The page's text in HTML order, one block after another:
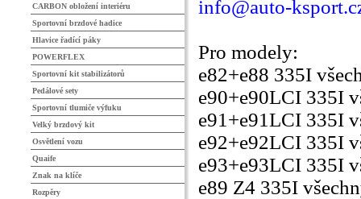
info@auto-
Pro modely:
e82+e88 335I
e90+e90LCI 335I
e91+e91LCI 335I
e92+e92LCI 335I
e93+e93LCI 335I
e89 Z4 335I
CARBON obložení interiéru
Sportovní brzdové hadice
Hlavice řadící páky
POWERFLEX
Sportovní kit stabilizátorů
Pedálové sety
Sportovní tlumiče výfuku
Velký brzdový kit
Osvětlení vozu
Quaife
Znak na klíče
Rozpěry